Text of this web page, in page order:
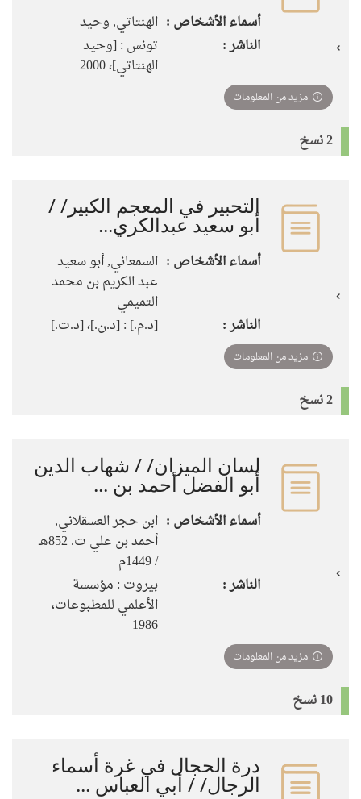
أسماء الأشخاص : الهنتاتي, وحيد
الناشر :
تونس : [وحيد
الهنتاتي]، 2000
مزيد من المعلومات
2 نسخ
التحبير في المعجم الكبير/ /
أبو سعيد عبدالكري...
أسماء الأشخاص : السمعاني, أبو سعيد
عبد الكريم بن محمد
التميمي
الناشر :
[د.م.] : [د.ن.]، [د.ت.]
مزيد من المعلومات
2 نسخ
لسان الميزان/ / شهاب الدين
أبو الفضل أحمد بن ...
أسماء الأشخاص : ابن حجر العسقلاني,
أحمد بن علي ت. 852هـ
/ 1449م
الناشر :
بيروت : مؤسسة
الأعلمي للمطبوعات،
1986
مزيد من المعلومات
10 نسخ
درة الحجال في غرة أسماء
الرجال/ / أبي العباس ...